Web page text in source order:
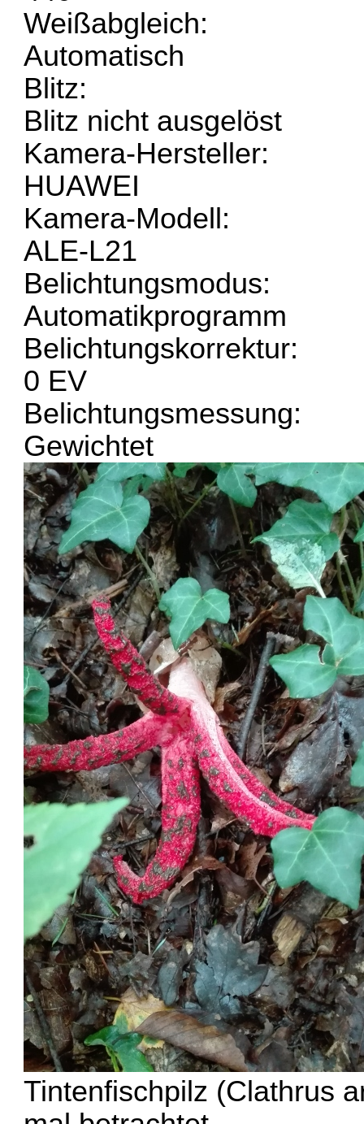
Weißabgleich:
Automatisch
Blitz:
Blitz nicht ausgelöst
Kamera-Hersteller:
HUAWEI
Kamera-Modell:
ALE-L21
Belichtungsmodus:
Automatikprogramm
Belichtungskorrektur:
0 EV
Belichtungsmessung:
Gewichtet
Tintenfischpilz (Clathrus